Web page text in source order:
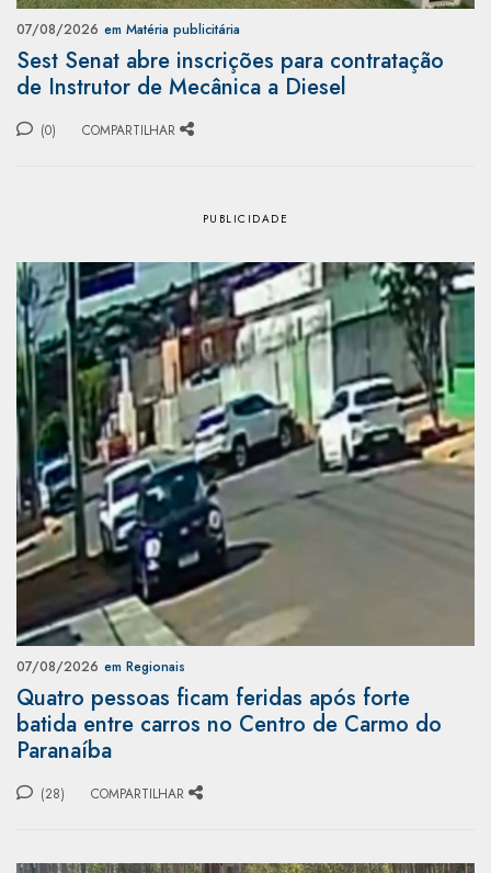
07/08/2026 em Matéria publicitária
Sest Senat abre inscrições para contratação
de Instrutor de Mecânica a Diesel
(0) COMPARTILHAR
07/08/2026 em Regionais
Quatro pessoas ficam feridas após forte
batida entre carros no Centro de Carmo do
Paranaíba
(28) COMPARTILHAR